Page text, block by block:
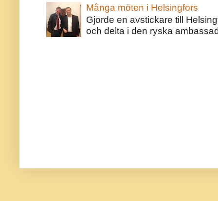
Många möten i Helsingfors
Gjorde en avstickare till
och delta i den ryska